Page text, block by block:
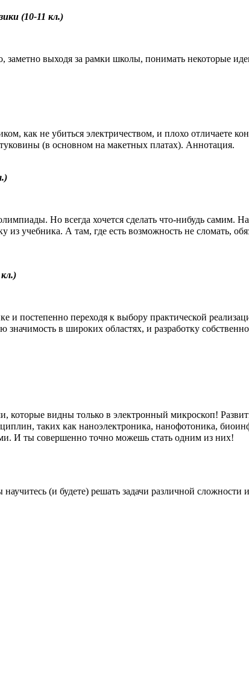
(10-11 кл.)
заметно выходя за рамки школы, понимать некоторые
как не убиться электричеством, и плохо отличаете
(в основном на макетных платах). Аннотация.
Но всегда хочется сделать что-нибудь самим.
учебника. А там, где есть возможность не сломать,
и постепенно переходя к выбору практической
в широких областях, и разработку
видны только в электронный микроскоп!
таких как наноэлектроника, нанофотоника,
И ты совершенно точно можешь стать одним из них!
(и будете) решать задачи различной